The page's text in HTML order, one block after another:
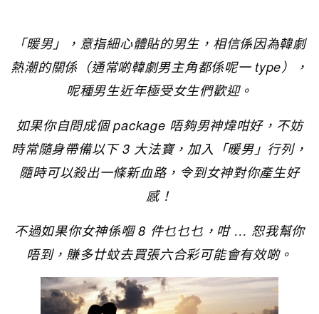
「暖男」，意指細心體貼的男生，相信係因為韓劇
熱潮的關係（通常啲韓劇男主角都係呢一 type），
呢種男生近年極受女生們歡迎。
如果你自問成個 package 唔夠男神煒咁好，不妨
時常隨身帶備以下 3 大法寶，加入「暖男」行列，
隨時可以殺出一條新血路，令到女神對你產生好
感！
不過如果你女神係嗰 8 件乜乜乜，咁 … 恕我幫你
唔到，賺多廿蚊去買張六合彩可能會有效啲。